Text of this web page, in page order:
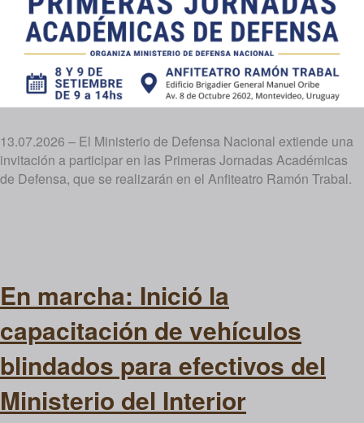
13.07.2026 – El Ministerio de Defensa Nacional extiende una
invitación a participar en las Primeras Jornadas Académicas
de Defensa, que se realizarán en el Anfiteatro Ramón Trabal.
En marcha: Inició la
capacitación de vehículos
blindados para efectivos del
Ministerio del Interior